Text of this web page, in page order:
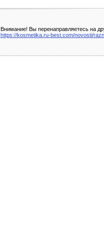
Внимание! Вы перенаправляетесь на
https://kosmetika.ru-best.com/novosti/